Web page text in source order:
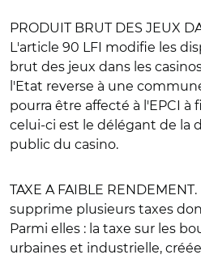
PRODUIT BRUT DES JEUX
L'article 90 LFI modifie les
brut des jeux dans les
l'Etat reverse à une
pourra être affecté à l'EPCI à
celui-ci est le délégant de la
public du casino.
TAXE A FAIBLE RENDEMENT.
supprime plusieurs taxes
Parmi elles : la taxe sur les
urbaines et industrielle,